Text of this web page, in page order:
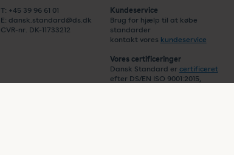
T: +45 39 96 61 01
E: dansk.standard@ds.dk
CVR-nr. DK-11733212
Kundeservice
Brug for hjælp til at købe
standarder
kontakt vores kundeservice
Vores certificeringer
Dansk Standard er certificeret
efter DS/EN ISO 9001:2015,